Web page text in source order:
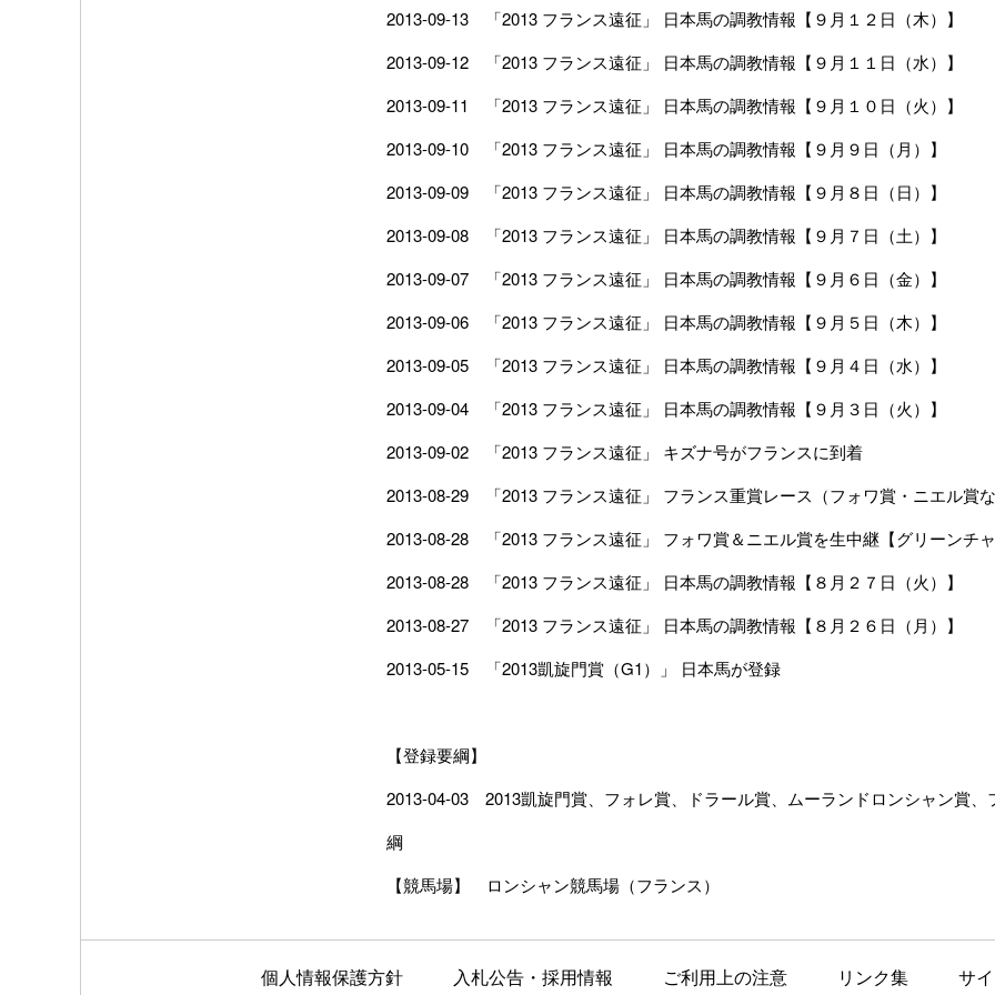
2013-09-13
「2013 フランス遠征」 日本馬の調教情報【９月１２日（木）】
2013-09-12
「2013 フランス遠征」 日本馬の調教情報【９月１１日（水）】
2013-09-11
「2013 フランス遠征」 日本馬の調教情報【９月１０日（火）】
2013-09-10
「2013 フランス遠征」 日本馬の調教情報【９月９日（月）】
2013-09-09
「2013 フランス遠征」 日本馬の調教情報【９月８日（日）】
2013-09-08
「2013 フランス遠征」 日本馬の調教情報【９月７日（土）】
2013-09-07
「2013 フランス遠征」 日本馬の調教情報【９月６日（金）】
2013-09-06
「2013 フランス遠征」 日本馬の調教情報【９月５日（木）】
2013-09-05
「2013 フランス遠征」 日本馬の調教情報【９月４日（水）】
2013-09-04
「2013 フランス遠征」 日本馬の調教情報【９月３日（火）】
2013-09-02
「2013 フランス遠征」 キズナ号がフランスに到着
2013-08-29
「2013 フランス遠征」 フランス重賞レース（フォワ賞・ニエル賞
2013-08-28
「2013 フランス遠征」 フォワ賞＆ニエル賞を生中継【グリーンチャ
2013-08-28
「2013 フランス遠征」 日本馬の調教情報【８月２７日（火）】
2013-08-27
「2013 フランス遠征」 日本馬の調教情報【８月２６日（月）】
2013-05-15
「2013凱旋門賞（G1）」 日本馬が登録
【登録要綱】
2013-04-03 2013凱旋門賞、フォレ賞、ドラール賞、ムーランドロンシャン賞
綱
【競馬場】 ロンシャン競馬場（フランス）
個人情報保護方針 入札公告・採用情報 ご利用上の注意 リンク集 サ